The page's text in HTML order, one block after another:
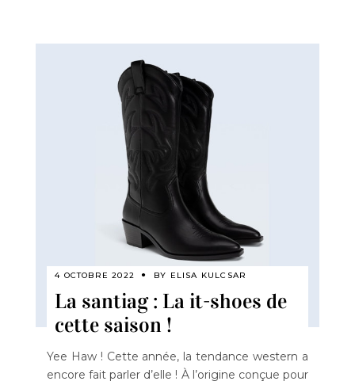
4 OCTOBRE 2022 BY ELISA KULCSAR
La santiag : La it-shoes de
cette saison !
Yee Haw ! Cette année, la tendance western a
encore fait parler d’elle ! À l’origine conçue pour